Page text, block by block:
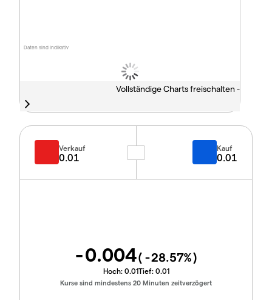
Daten sind indikativ
Vollständige Charts freischalten -
Verkauf
0.01
Kauf
0.01
-0.004( -28.57%)
Hoch: 0.01Tief: 0.01
Kurse sind mindestens 20 Minuten zeitverzögert